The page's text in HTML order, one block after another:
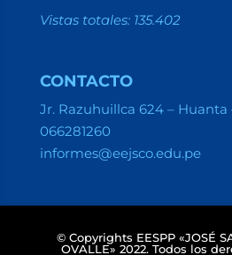
Vistas totales: 135.402
CONTACTO
Jr. Razuhuillca 624 – Huanta
066281260
informes@eejsco.edu.pe
© Copyrights EESPP «JOSÉ
OVALLE» 2022. Todos los